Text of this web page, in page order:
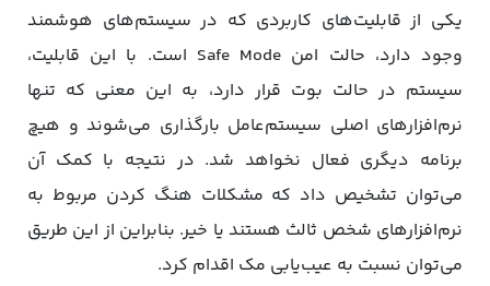
یکی از قابلیت‌های کاربردی که در سیستم‌های هوشمند
وجود دارد، حالت امن Safe Mode است. با این قابلیت،
سیستم در حالت بوت قرار دارد، به این معنی که تنها
نرم‌افزارهای اصلی سیستم‌عامل بارگذاری می‌شوند و هیچ
برنامه دیگری فعال نخواهد شد. در نتیجه با کمک آن
می‌توان تشخیص داد که مشکلات هنگ کردن مربوط به
نرم‌افزارهای شخص ثالث هستند یا خیر. بنابراین از این طریق
می‌توان نسبت به عیب‌یابی مک اقدام کرد.